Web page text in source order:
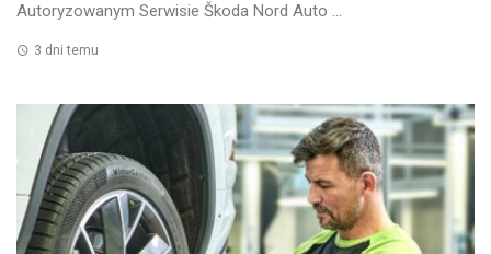
Autoryzowanym Serwisie Škoda Nord Auto ...
3 dni temu